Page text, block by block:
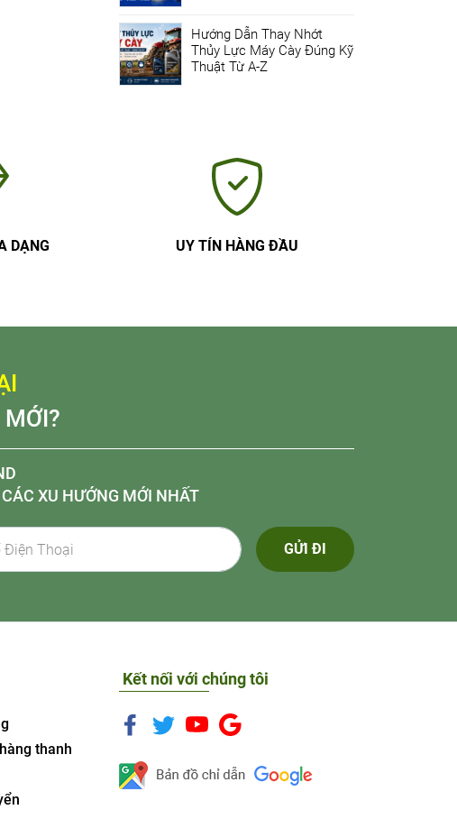
Hướng Dẫn Thay Nhớt
Thủy Lực Máy Cày Đúng Kỹ
Thuật Từ A-Z
DẠNG UY TÍN HÀNG ĐẦU
MỚI?
XU HƯỚNG MỚI NHẤT
GỬI ĐI
thanh
Kết nối với chúng tôi